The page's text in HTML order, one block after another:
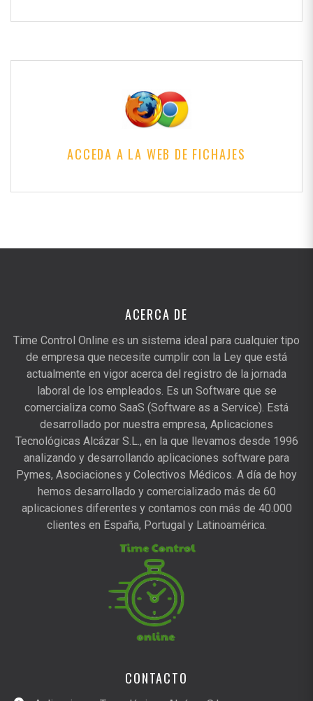
ACCEDA A LA WEB DE FICHAJES
ACERCA DE
Time Control Online es un sistema ideal para cualquier tipo
de empresa que necesite cumplir con la Ley que está
actualmente en vigor acerca del registro de la jornada
laboral de los empleados. Es un Software que se
comercializa como SaaS (Software as a Service). Está
desarrollado por nuestra empresa, Aplicaciones
Tecnológicas Alcázar S.L., en la que llevamos desde 1996
analizando y desarrollando aplicaciones software para
Pymes, Asociaciones y Colectivos Médicos. A día de hoy
hemos desarrollado y comercializado más de 60
aplicaciones diferentes y contamos con más de 40.000
clientes en España, Portugal y Latinoamérica.
CONTACTO